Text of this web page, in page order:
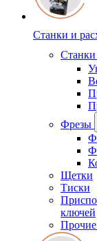
Станки и
Станки
Фрезы
Щетки
Тиски
ключей